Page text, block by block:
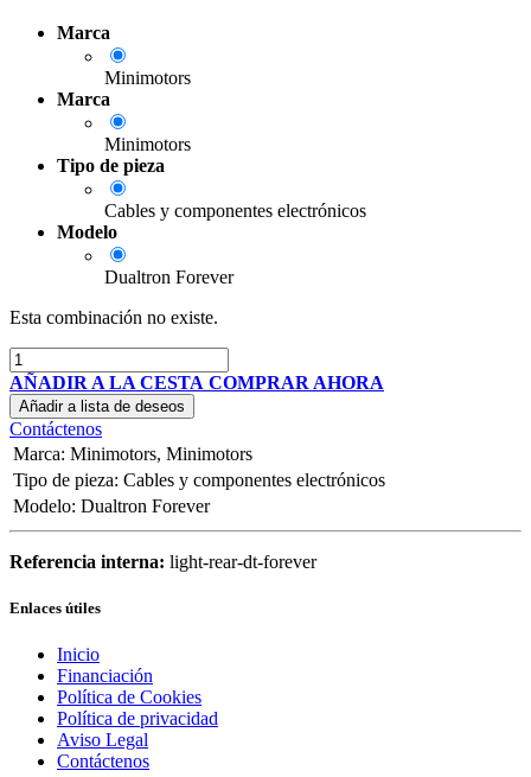
Marca
Minimotors
Marca
Minimotors
Tipo de pieza
Cables y componentes electrónicos
Modelo
Dualtron Forever
Esta combinación no existe.
AÑADIR A LA CESTA COMPRAR AHORA
Añadir a lista de deseos
Contáctenos
Marca: Minimotors, Minimotors
Tipo de pieza: Cables y componentes electrónicos
Modelo: Dualtron Forever
Referencia interna: light-rear-dt-forever
Enlaces útiles
Inicio
Financiación
Política de Cookies
Política de privacidad
Aviso Legal
Contáctenos